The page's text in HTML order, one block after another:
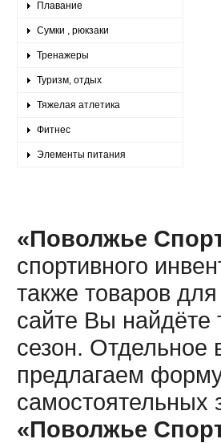
Плавание
Сумки , рюкзаки
Тренажеры
Туризм, отдых
Тяжелая атлетика
Фитнес
Элементы питания
«Поволжье
спортивного
также товаров
сайте Вы
сезон. Отдельное
предлагаем
самостоятельных
«Поволжье